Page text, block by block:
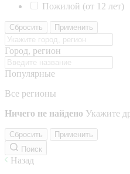
Пожилой (от 12 лет)
Сбросить Применить
Город, регион
Популярные
Все регионы
Ничего не найдено Укажите
Сбросить
Применить
Поиск
Назад